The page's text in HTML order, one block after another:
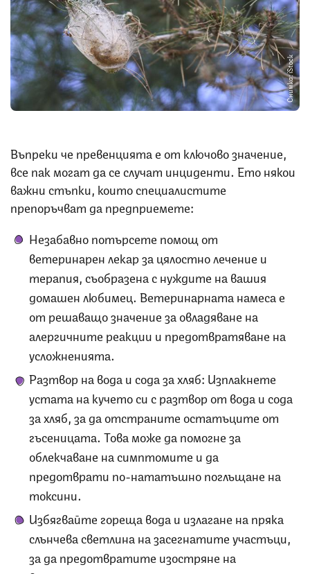
Снимка: iStock
Въпреки че превенцията е от ключово значение,
все пак могат да се случат инциденти. Ето някои
важни стъпки, които специалистите
препоръчват да предприемете:
Незабавно потърсете помощ от
ветеринарен лекар за цялостно лечение и
терапия, съобразена с нуждите на вашия
домашен любимец. Ветеринарната намеса е
от решаващо значение за овладяване на
алергичните реакции и предотвратяване на
усложненията.
Разтвор на вода и сода за хляб: Изплакнете
устата на кучето си с разтвор от вода и сода
за хляб, за да отстраните остатъците от
гъсеницата. Това може да помогне за
облекчаване на симптомите и да
предотврати по-нататъшно поглъщане на
токсини.
Избягвайте гореща вода и излагане на пряка
слънчева светлина на засегнатите участъци,
за да предотвратите изостряне на